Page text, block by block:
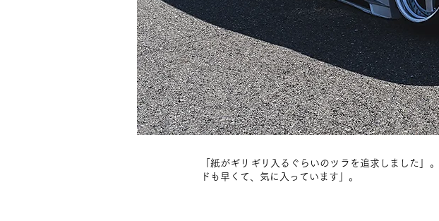
「紙がギリギリ入るぐらいのツラを追求しました」
ドも早くて、気に入っています」。